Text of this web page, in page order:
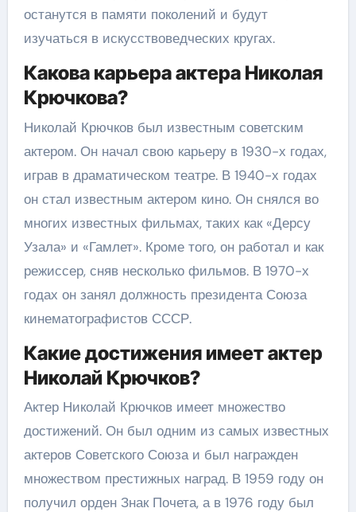
останутся в памяти поколений и будут
изучаться в искусствоведческих кругах.
Какова карьера актера Николая
Крючкова?
Николай Крючков был известным советским
актером. Он начал свою карьеру в 1930-х годах,
играв в драматическом театре. В 1940-х годах
он стал известным актером кино. Он снялся во
многих известных фильмах, таких как «Дерсу
Узала» и «Гамлет». Кроме того, он работал и как
режиссер, сняв несколько фильмов. В 1970-х
годах он занял должность президента Союза
кинематографистов СССР.
Какие достижения имеет актер
Николай Крючков?
Актер Николай Крючков имеет множество
достижений. Он был одним из самых известных
актеров Советского Союза и был награжден
множеством престижных наград. В 1959 году он
получил орден Знак Почета, а в 1976 году был